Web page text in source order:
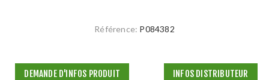
Référence: P084382
DEMANDE D'INFOS PRODUIT INFOS DISTRIBUTEUR